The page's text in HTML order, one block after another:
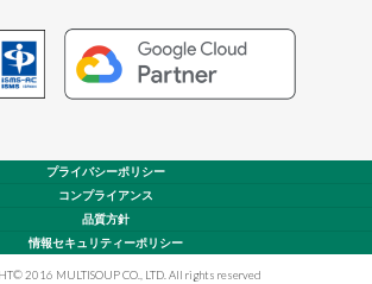
プライバシーポリシー
コンプライアンス
品質方針
情報セキュリティーポリシー
2016 MULTISOUP CO., LTD. All rights reserved